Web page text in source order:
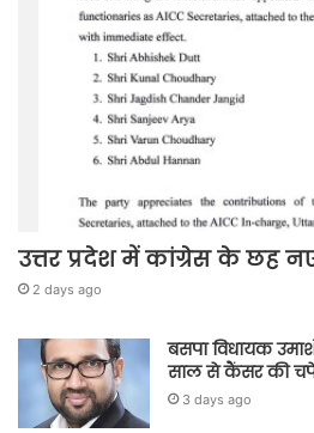
उत्तर प्रदेश में कांग्रेस के छह
2 days ago
बसपा विधायक
साल से कैंसर की
3 days ago